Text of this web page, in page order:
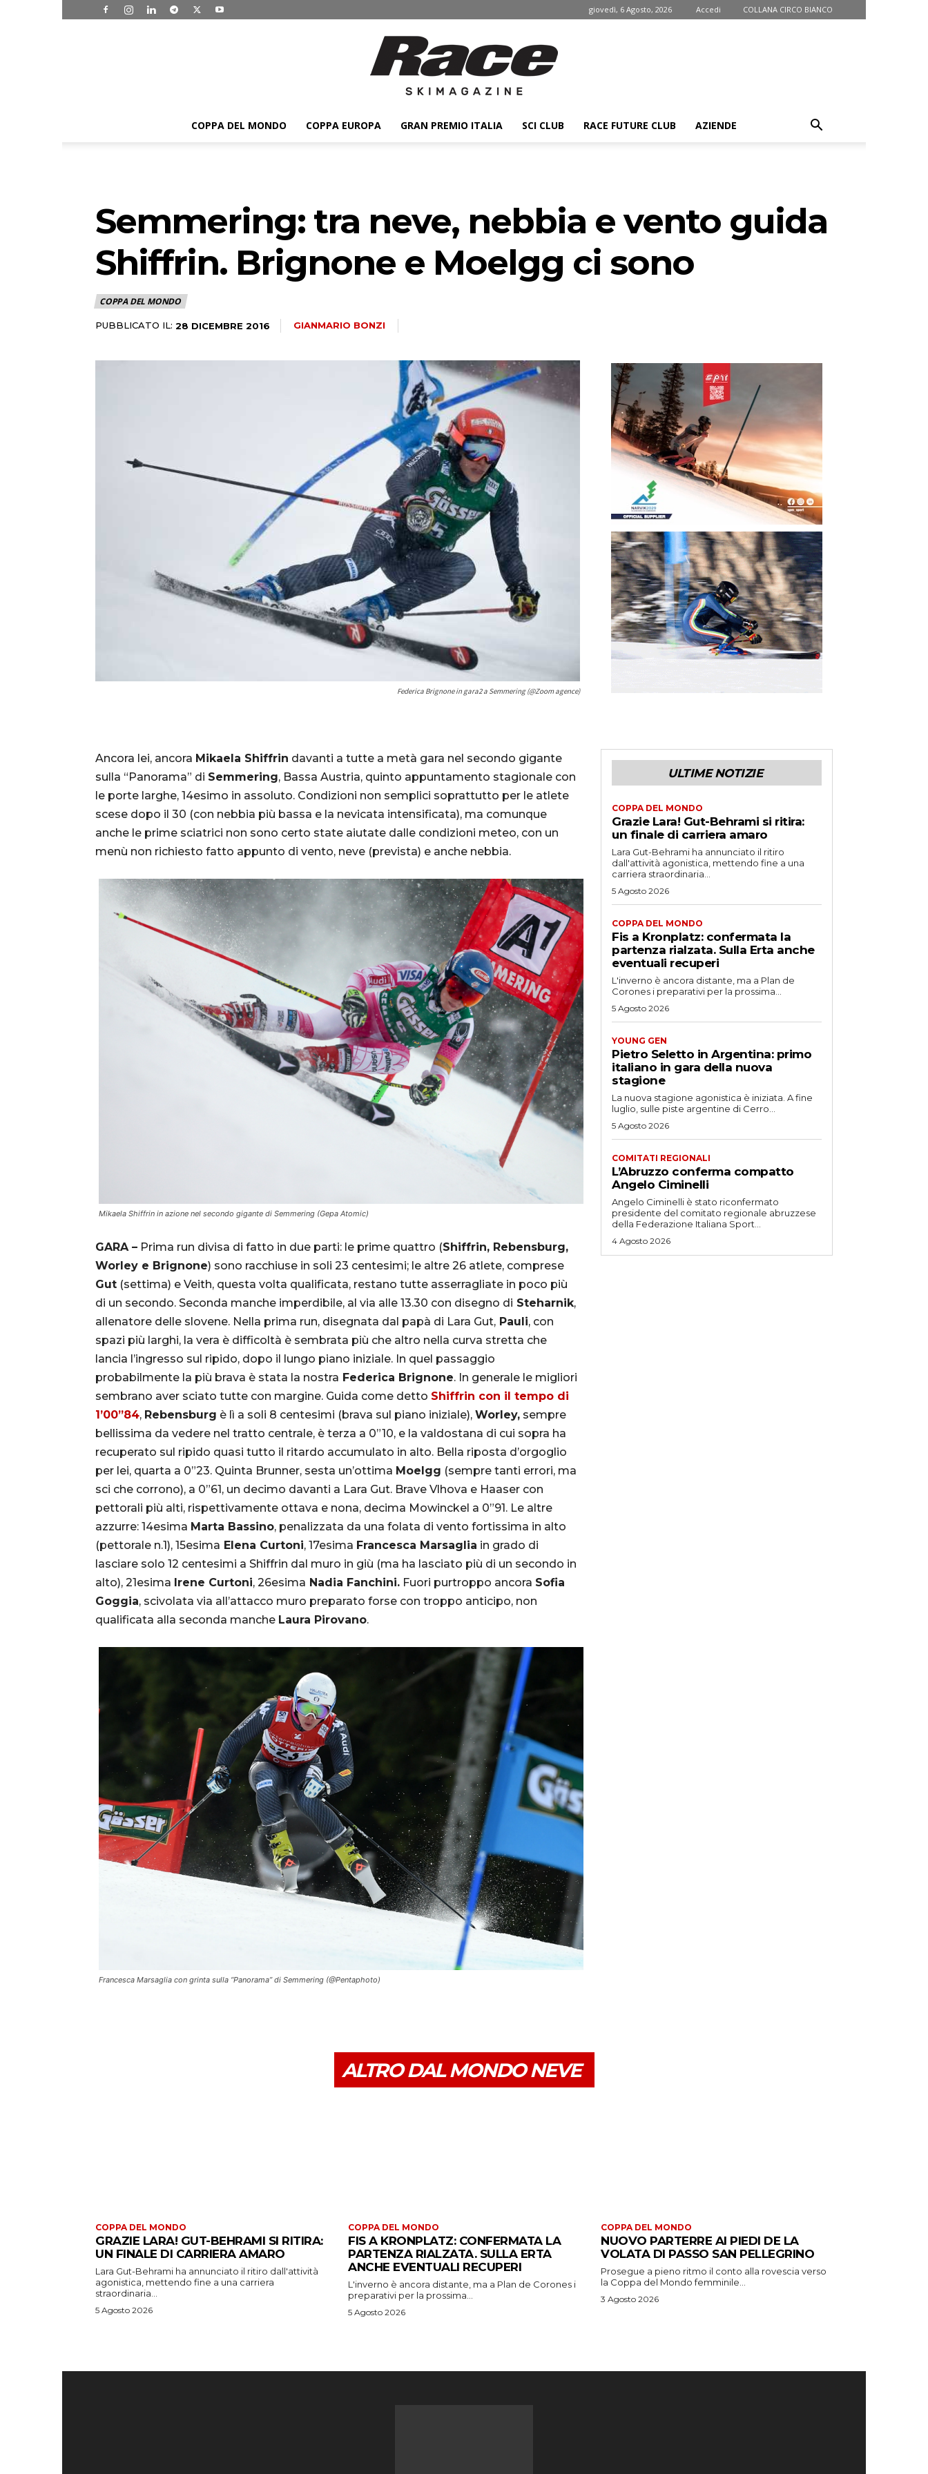
giovedì, 6 Agosto, 2026 Accedi COLLANA CIRCO BIANCO
COPPA DEL MONDO COPPA EUROPA GRAN PREMIO ITALIA SCI CLUB RACE FUTURE CLUB AZIENDE
Semmering: tra neve, nebbia e vento guida
Shiffrin. Brignone e Moelgg ci sono
COPPA DEL MONDO
PUBBLICATO IL: 28 DICEMBRE 2016 GIANMARIO BONZI
Federica Brignone in gara2 a Semmering (@Zoom agence)
Ancora lei, ancora Mikaela Shiffrin davanti a tutte a metà gara nel secondo gigante
sulla “Panorama” di Semmering, Bassa Austria, quinto appuntamento stagionale con
le porte larghe, 14esimo in assoluto. Condizioni non semplici soprattutto per le atlete
scese dopo il 30 (con nebbia più bassa e la nevicata intensificata), ma comunque
anche le prime sciatrici non sono certo state aiutate dalle condizioni meteo, con un
menù non richiesto fatto appunto di vento, neve (prevista) e anche nebbia.
Mikaela Shiffrin in azione nel secondo gigante di Semmering (Gepa Atomic)
GARA – Prima run divisa di fatto in due parti: le prime quattro (Shiffrin, Rebensburg,
Worley e Brignone) sono racchiuse in soli 23 centesimi; le altre 26 atlete, comprese
Gut (settima) e Veith, questa volta qualificata, restano tutte asserragliate in poco più
di un secondo. Seconda manche imperdibile, al via alle 13.30 con disegno di Steharnik,
allenatore delle slovene. Nella prima run, disegnata dal papà di Lara Gut, Pauli, con
spazi più larghi, la vera è difficoltà è sembrata più che altro nella curva stretta che
lancia l’ingresso sul ripido, dopo il lungo piano iniziale. In quel passaggio
probabilmente la più brava è stata la nostra Federica Brignone. In generale le migliori
sembrano aver sciato tutte con margine. Guida come detto Shiffrin con il tempo di
1’00”84, Rebensburg è lì a soli 8 centesimi (brava sul piano iniziale), Worley, sempre
bellissima da vedere nel tratto centrale, è terza a 0”10, e la valdostana di cui sopra ha
recuperato sul ripido quasi tutto il ritardo accumulato in alto. Bella riposta d’orgoglio
per lei, quarta a 0”23. Quinta Brunner, sesta un’ottima Moelgg (sempre tanti errori, ma
sci che corrono), a 0”61, un decimo davanti a Lara Gut. Brave Vlhova e Haaser con
pettorali più alti, rispettivamente ottava e nona, decima Mowinckel a 0”91. Le altre
azzurre: 14esima Marta Bassino, penalizzata da una folata di vento fortissima in alto
(pettorale n.1), 15esima Elena Curtoni, 17esima Francesca Marsaglia in grado di
lasciare solo 12 centesimi a Shiffrin dal muro in giù (ma ha lasciato più di un secondo in
alto), 21esima Irene Curtoni, 26esima Nadia Fanchini. Fuori purtroppo ancora Sofia
Goggia, scivolata via all’attacco muro preparato forse con troppo anticipo, non
qualificata alla seconda manche Laura Pirovano.
Francesca Marsaglia con grinta sulla “Panorama” di Semmering (@Pentaphoto)
ULTIME NOTIZIE
COPPA DEL MONDO
Grazie Lara! Gut-Behrami si ritira:
un finale di carriera amaro
Lara Gut-Behrami ha annunciato il ritiro
dall'attività agonistica, mettendo fine a una
carriera straordinaria...
5 Agosto 2026
COPPA DEL MONDO
Fis a Kronplatz: confermata la
partenza rialzata. Sulla Erta anche
eventuali recuperi
L'inverno è ancora distante, ma a Plan de
Corones i preparativi per la prossima...
5 Agosto 2026
YOUNG GEN
Pietro Seletto in Argentina: primo
italiano in gara della nuova
stagione
La nuova stagione agonistica è iniziata. A fine
luglio, sulle piste argentine di Cerro...
5 Agosto 2026
COMITATI REGIONALI
L’Abruzzo conferma compatto
Angelo Ciminelli
Angelo Ciminelli è stato riconfermato
presidente del comitato regionale abruzzese
della Federazione Italiana Sport...
4 Agosto 2026
ALTRO DAL MONDO NEVE
COPPA DEL MONDO
GRAZIE LARA! GUT-BEHRAMI SI RITIRA:
UN FINALE DI CARRIERA AMARO
Lara Gut-Behrami ha annunciato il ritiro dall'attività
agonistica, mettendo fine a una carriera
straordinaria...
5 Agosto 2026
COPPA DEL MONDO
FIS A KRONPLATZ: CONFERMATA LA
PARTENZA RIALZATA. SULLA ERTA
ANCHE EVENTUALI RECUPERI
L'inverno è ancora distante, ma a Plan de Corones i
preparativi per la prossima...
5 Agosto 2026
COPPA DEL MONDO
NUOVO PARTERRE AI PIEDI DE LA
VOLATA DI PASSO SAN PELLEGRINO
Prosegue a pieno ritmo il conto alla rovescia verso
la Coppa del Mondo femminile...
3 Agosto 2026